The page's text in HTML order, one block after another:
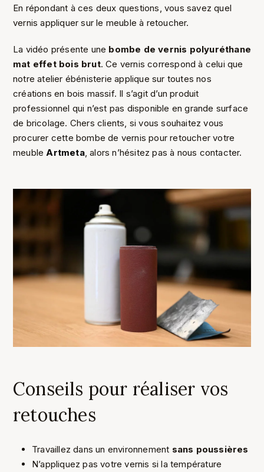
En répondant à ces deux questions, vous savez quel
vernis appliquer sur le meuble à retoucher.
La vidéo présente une bombe de vernis polyuréthane
mat effet bois brut. Ce vernis correspond à celui que
notre atelier ébénisterie applique sur toutes nos
créations en bois massif. Il s’agit d’un produit
professionnel qui n’est pas disponible en grande surface
de bricolage. Chers clients, si vous souhaitez vous
procurer cette bombe de vernis pour retoucher votre
meubleArtmeta, alors n’hésitez pas à nous contacter.
Conseils pour réaliser vos
retouches
Travaillez dans un environnement sans poussières
N’appliquez pas votre vernis si la température